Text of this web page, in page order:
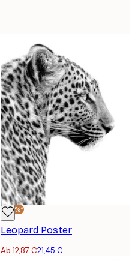
-40%*
Leopard Poster
Ab 12,87 €21,45 €